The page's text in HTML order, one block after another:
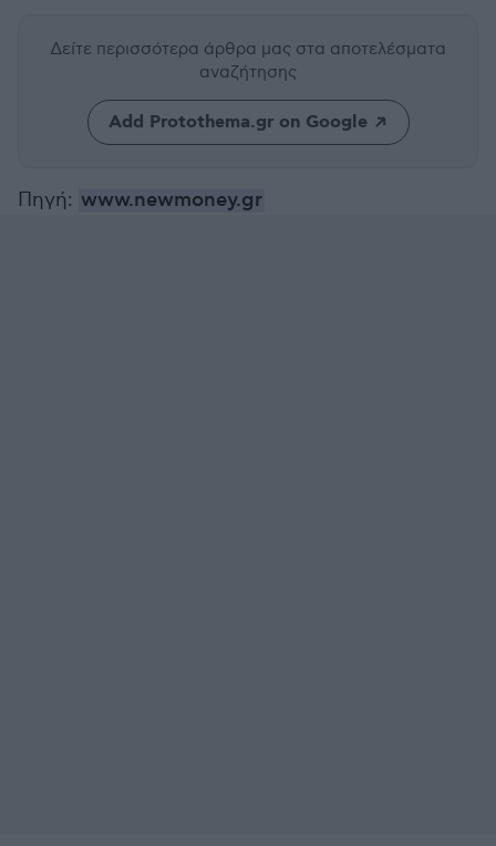
Δείτε περισσότερα άρθρα μας στα αποτελέσματα
αναζήτησης
Add Protothema.gr on Google
Πηγή: www.newmoney.gr